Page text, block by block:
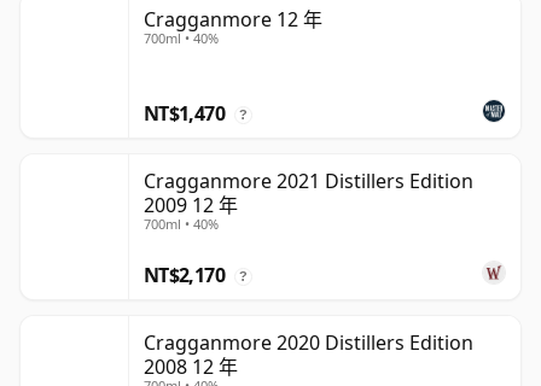
Cragganmore 12 年
700ml • 40%
NT$1,470 ?
Cragganmore 2021 Distillers Edition
2009 12 年
700ml • 40%
NT$2,170 ?
Cragganmore 2020 Distillers Edition
2008 12 年